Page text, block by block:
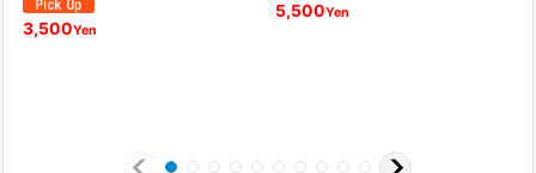
3,500Yen
5,500Yen